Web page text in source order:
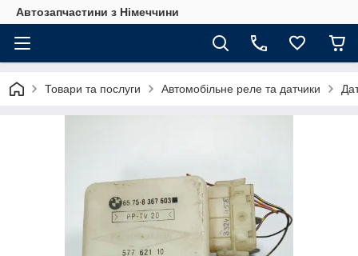
Автозапчастини з Німеччини
Товари та послуги Автомобільне реле та датчики